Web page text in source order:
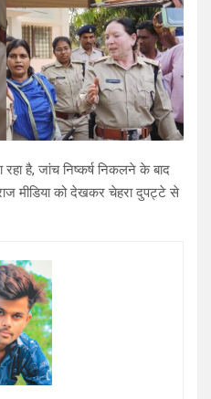
रहा है, जांच निष्कर्ष निकलने के बाद
मीडिया को देखकर चेहरा दुपट्टे से